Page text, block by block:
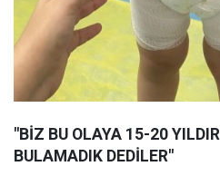
"BİZ BU OLAYA 15-20
BULAMADIK DEDİLER"